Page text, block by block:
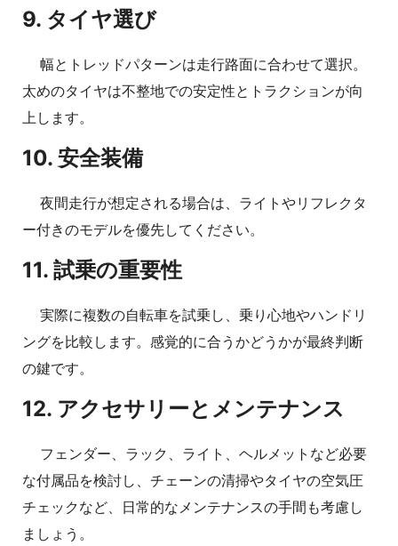
9. タイヤ選び
幅とトレッドパターンは走行路面に合わせて選択。
太めのタイヤは不整地での安定性とトラクションが向
上します。
10. 安全装備
夜間走行が想定される場合は、ライトやリフレクタ
ー付きのモデルを優先してください。
11. 試乗の重要性
実際に複数の自転車を試乗し、乗り心地やハンドリ
ングを比較します。感覚的に合うかどうかが最終判断
の鍵です。
12. アクセサリーとメンテナンス
フェンダー、ラック、ライト、ヘルメットなど必要
な付属品を検討し、チェーンの清掃やタイヤの空気圧
チェックなど、日常的なメンテナンスの手間も考慮し
ましょう。